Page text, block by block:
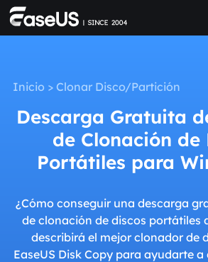
Inicio > Clonar Disco/Partición
Descarga Gratuita
de Clonación de
Portátiles para
¿Cómo conseguir una descarga
de clonación de discos portátiles
describirá el mejor clonador de
EaseUS Disk Copy para ayudarte a